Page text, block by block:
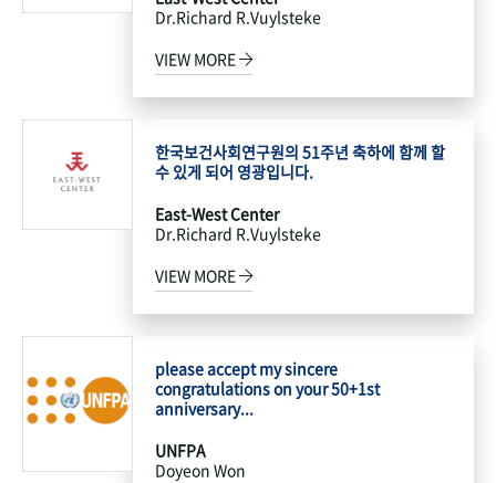
Dr.Richard R.Vuylsteke
VIEW MORE
한국보건사회연구원의 51주년 축하에 함께 할
수 있게 되어 영광입니다.
East-West Center
Dr.Richard R.Vuylsteke
VIEW MORE
please accept my sincere
congratulations on your 50+1st
anniversary...
UNFPA
Doyeon Won